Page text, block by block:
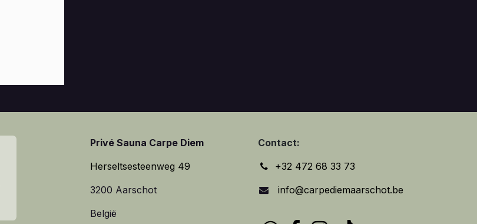
Privé Sauna Carpe Diem
Herseltsesteenweg 49
3200 Aarschot
België
Contact:
+32 472 68 33 73
info@carpediemaarschot.be